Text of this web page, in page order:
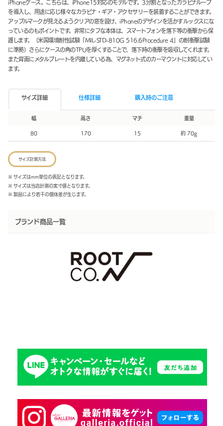
iPhoneケース。こちらは、iPhone15対応のモデルです。3分割となったカラビナループ
を導入し、用途に応じ様々なカラビナ・ギア・アクセサリーを装着することができます。
アップルマークが見えるようクリアの窓を設け、iPhoneのデザインを活かすルックスにな
っているのもポイントです。非常にタフな本体は、スマートフォンを落下等の衝撃から保
護します。（米国環境耐性試験「MIL-STD-810G 516.6Procedure 4」の耐衝撃試験
に準拠）さらにケースの角のTPUを厚くすることで、落下時の衝撃を吸収してくれます。
また背面にメタルプレートを内蔵している為、マグネット式のカーマウントに対応してい
ます。
サイズ詳細 仕様詳細 購入時のご注意
幅
80
高さ
170
マチ
15
重量
約 70g
サイズ計測方法
※ サイズはmm単位の表記となります。
※ サイズは当店計測の実寸値となります。
※ 製品により若干の個体差が生じます。
ブランド商品一覧